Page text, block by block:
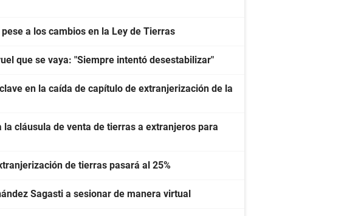
a los cambios en la Ley de Tierras
que se vaya: "Siempre intentó desestabilizar"
en la caída de capítulo de extranjerización de la
cláusula de venta de tierras a extranjeros para
de tierras pasará al 25%
Sagasti a sesionar de manera virtual